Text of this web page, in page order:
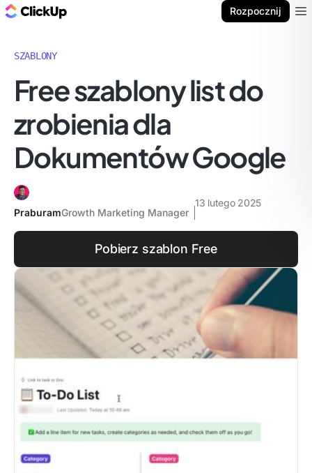
Rozpocznij
SZABLONY
Free szablony list do
zrobienia dla
Dokumentów Google
PraburamGrowth Marketing Manager
13 lutego 2025
Pobierz szablon Free